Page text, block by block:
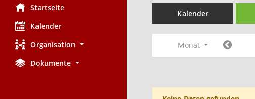
Startseite
Kalender
Organisation
Dokumente
Kalender
Monat